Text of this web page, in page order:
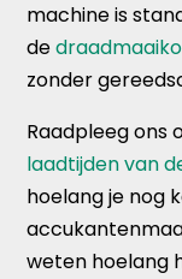
machine is
de
zonder
Raadpleeg ons
laadtijden van
hoelang je nog
weten hoelang